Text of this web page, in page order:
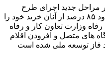
و ۳۰۰ هزار نفر در مراحل جدید اجرای طرح
کالابرگ الکترونیکی شارژ شده و حدود ۸۵ درصد از آنان خرید خود را
رفاه وزارت تعاون کار و رفاه
های متصل و افزودن اقلام
فاز توسعه ملی شده است